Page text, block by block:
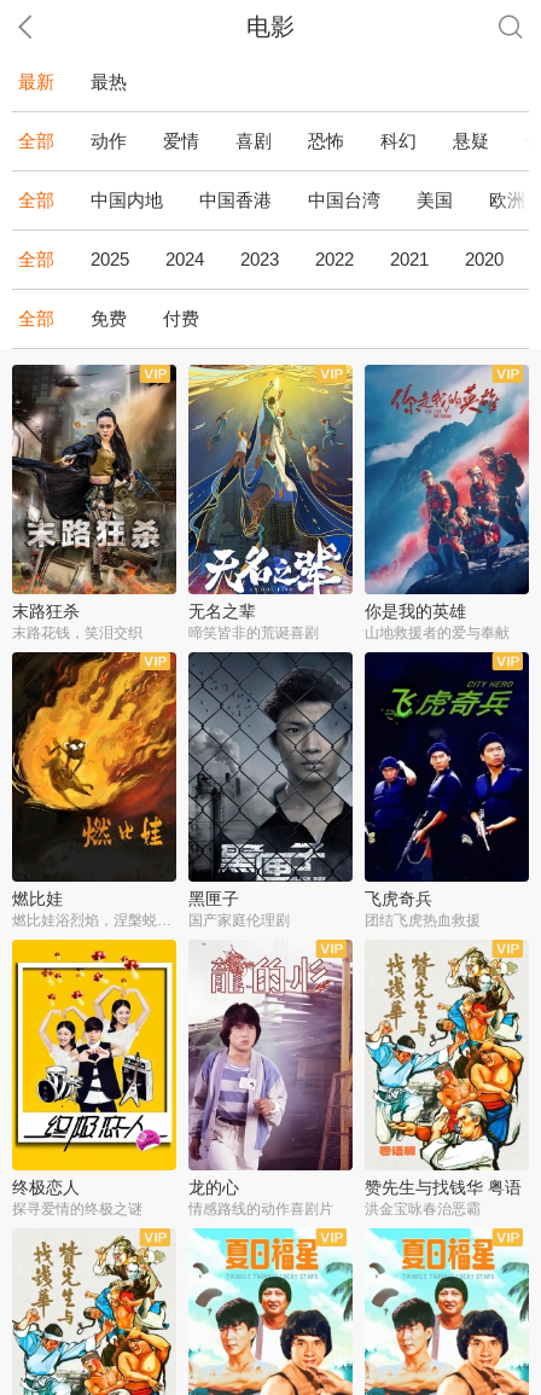
电影
最新 最热
全部 动作 爱情 喜剧 恐怖 科幻 悬疑
全部 中国内地 中国香港 中国台湾 美国 欧洲
全部 2025 2024 2023 2022 2021 2020
全部 免费 付费
末路狂杀
末路花钱，笑泪交织
无名之辈
啼笑皆非的荒诞喜剧
你是我的英雄
山地救援者的爱与奉献
燃比娃
燃比娃浴烈焰，涅槃蜕变成人
黑匣子
国产家庭伦理剧
飞虎奇兵
团结飞虎热血救援
终极恋人
探寻爱情的终极之谜
龙的心
情感路线的动作喜剧片
赞先生与找钱华 粤语
版
洪金宝咏春治恶霸